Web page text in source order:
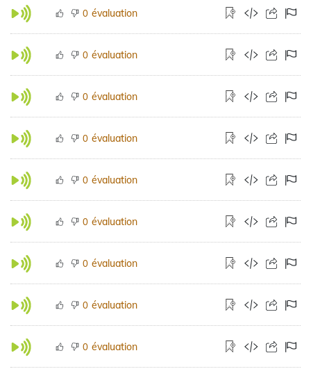
0 évaluation
0 évaluation
0 évaluation
0 évaluation
0 évaluation
0 évaluation
0 évaluation
0 évaluation
0 évaluation